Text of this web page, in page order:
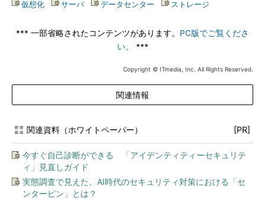
仮想化 サーバ| データセンター ストレージ
*** 一部省略されたコンテンツがあります。 PC版でご覧くださ
い。
***
Copyright © ITmedia, Inc. All Rights Reserved.
関連情報
関連資料（ホワイトペーパー） [PR]
今すぐ自己診断ができる 「アイデンティティーセキュリテ
ィ」見直しガイド
実態調査で見えた、AI時代のセキュリティ対策における「セ
ンターピン」とは？